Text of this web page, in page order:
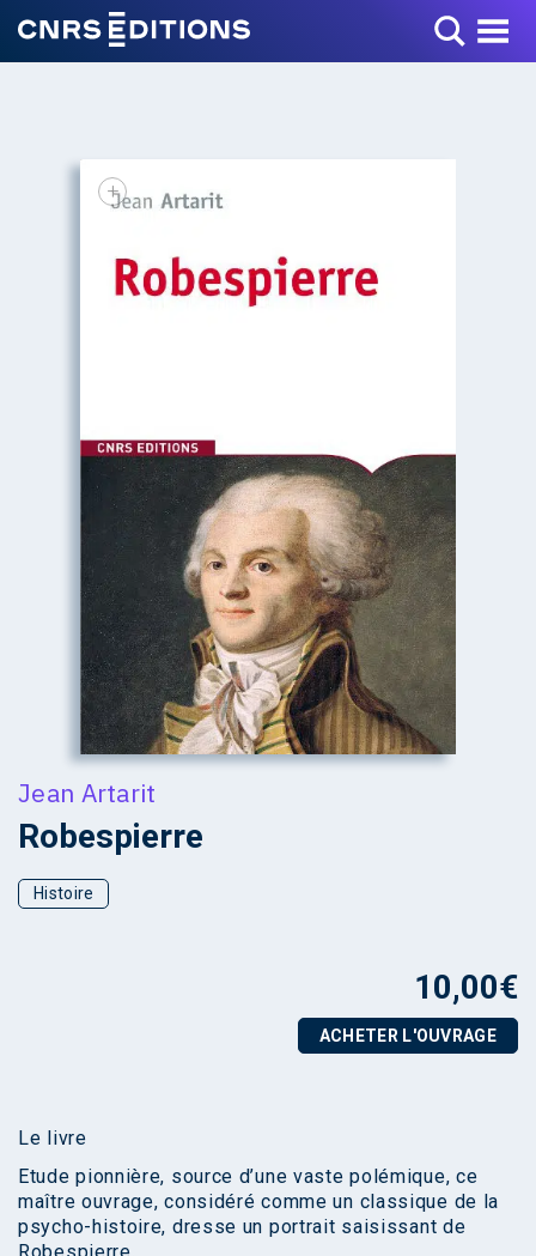
Toggle Menu
+
Jean Artarit
Robespierre
Histoire
10,00€
ACHETER L'OUVRAGE
Le livre
Etude pionnière, source d’une vaste polémique, ce
maître ouvrage, considéré comme un classique de la
psycho-histoire, dresse un portrait saisissant de